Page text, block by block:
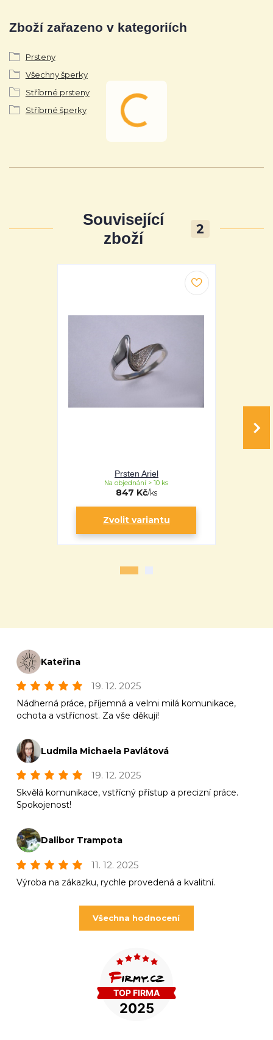
Zboží zařazeno v kategoriích
Prsteny
Všechny šperky
Stříbrné prsteny
Stříbrné šperky
Související
zboží
2
Prsten Ariel
847 Kč/ks
Na objednání > 10 ks
Zvolit variantu
Kateřina
19. 12. 2025
Nádherná práce, příjemná a velmi milá komunikace,
ochota a vstřícnost. Za vše děkuji!
Ludmila Michaela Pavlátová
19. 12. 2025
Skvělá komunikace, vstřícný přístup a precizní práce.
Spokojenost!
Dalibor Trampota
11. 12. 2025
Výroba na zákazku, rychle provedená a kvalitní.
Všechna hodnocení